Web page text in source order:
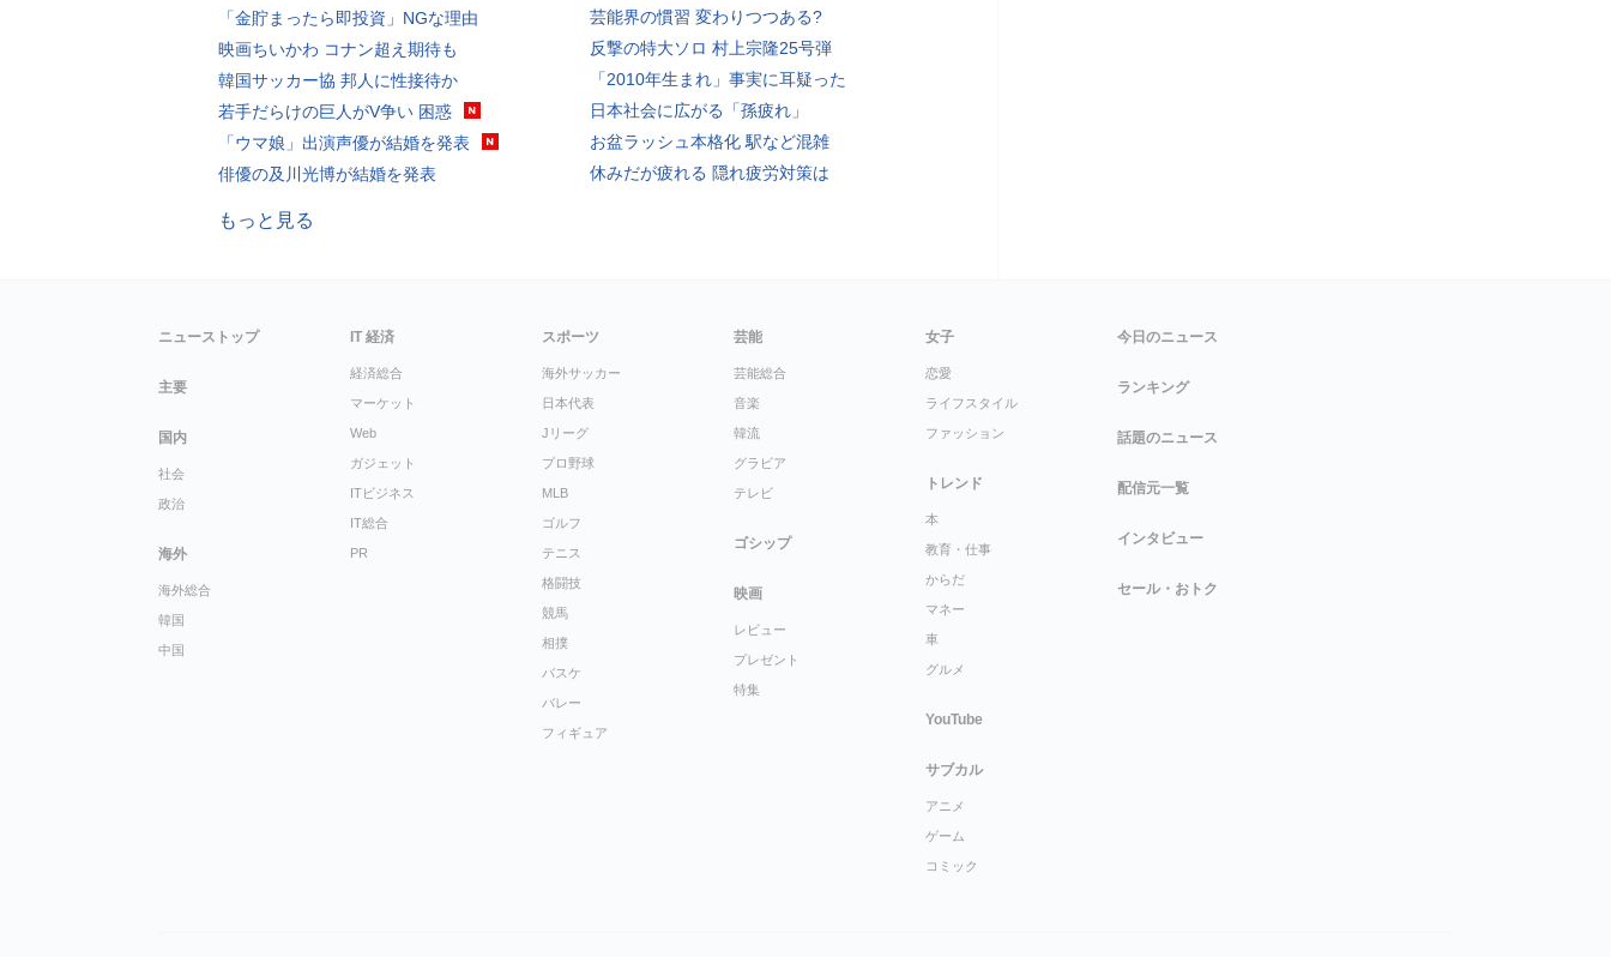
「金貯まったら即投資」NGな理由
映画ちいかわ コナン超え期待も
韓国サッカー協 邦人に性接待か
若手だらけの巨人がV争い 困惑
「ウマ娘」出演声優が結婚を発表
俳優の及川光博が結婚を発表
芸能界の慣習 変わりつつある?
反撃の特大ソロ 村上宗隆25号弾
「2010年生まれ」事実に耳疑った
日本社会に広がる「孫疲れ」
お盆ラッシュ本格化 駅など混雑
休みだが疲れる 隠れ疲労対策は
もっと見る
ニューストップ
主要
国内
社会
政治
海外
海外総合
韓国
中国
IT 経済
経済総合
マーケット
Web
ガジェット
ITビジネス
IT総合
PR
スポーツ
海外サッカー
日本代表
Jリーグ
プロ野球
MLB
ゴルフ
テニス
格闘技
競馬
相撲
バスケ
バレー
フィギュア
芸能
芸能総合
音楽
韓流
グラビア
テレビ
ゴシップ
映画
レビュー
プレゼント
特集
女子
恋愛
ライフスタイル
ファッション
トレンド
本
教育・仕事
からだ
マネー
車
グルメ
YouTube
サブカル
アニメ
ゲーム
コミック
今日のニュース
ランキング
話題のニュース
配信元一覧
インタビュー
セール・おトク